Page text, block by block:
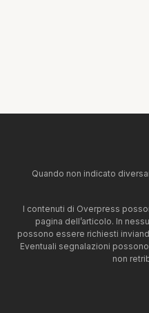
Quando non indicato
I contenuti di Overpress
pagina dell’articolo. In
possono essere richiesti
Eventuali segnalazioni
non